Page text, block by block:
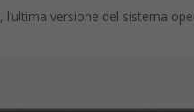
, l’ultima versione del sistema